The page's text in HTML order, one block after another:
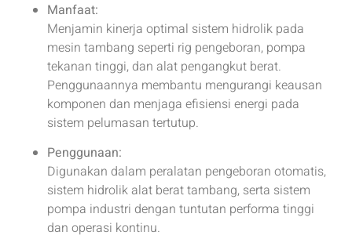
Manfaat:
Menjamin kinerja optimal sistem hidrolik pada
mesin tambang seperti rig pengeboran, pompa
tekanan tinggi, dan alat pengangkut berat.
Penggunaannya membantu mengurangi keausan
komponen dan menjaga efisiensi energi pada
sistem pelumasan tertutup.
Penggunaan:
Digunakan dalam peralatan pengeboran otomatis,
sistem hidrolik alat berat tambang, serta sistem
pompa industri dengan tuntutan performa tinggi
dan operasi kontinu.